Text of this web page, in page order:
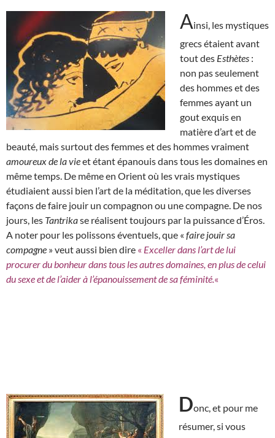
Ainsi, les mystiques
grecs étaient avant
tout des Esthètes :
non pas seulement
des hommes et des
femmes ayant un
gout exquis en
matière d’art et de
beauté, mais surtout des femmes et des hommes vraiment
amoureux de la vieet étant épanouis dans tous les domaines en
même temps. De même en Orient où les vrais mystiques
étudiaient aussi bien l’art de la méditation, que les diverses
façons de faire jouir un compagnon ou une compagne. De nos
jours, les Tantrikase réalisent toujours par la puissance d’Éros.
A noter pour les polissons éventuels, que « faire jouir sa
compagne » veut aussi bien dire « Exceller dans l’art de lui
procurer du bonheur dans tous les autres domaines, en plus de celui
du sexe et de l’aider à l’épanouissement de sa féminité. «
Donc, et pour me
résumer, si vous